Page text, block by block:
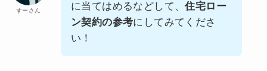
すーさん
に当てはめるなどして、住宅ロー
ン契約の参考にしてみてくださ
い！